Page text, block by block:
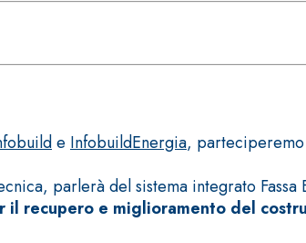
e InfobuildEnergia,
parlerà del sistema integrato
il recupero e miglioramento del